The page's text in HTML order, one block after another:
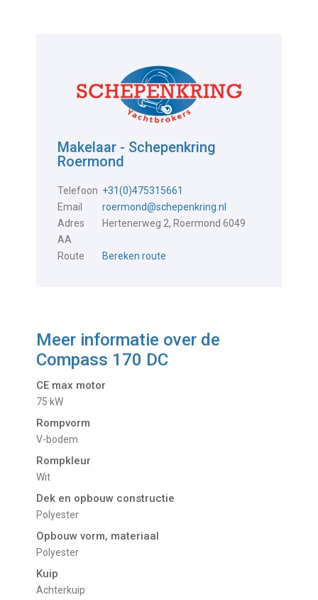
Makelaar - Schepenkring
Roermond
Telefoon +31(0)475315661
Email
roermond@schepenkring.nl
Adres
Hertenerweg 2, Roermond 6049
AA
Route
Bereken route
Meer informatie over de
Compass 170 DC
CE max motor
75 kW
Rompvorm
V-bodem
Rompkleur
Wit
Dek en opbouw constructie
Polyester
Opbouw vorm, materiaal
Polyester
Kuip
Achterkuip